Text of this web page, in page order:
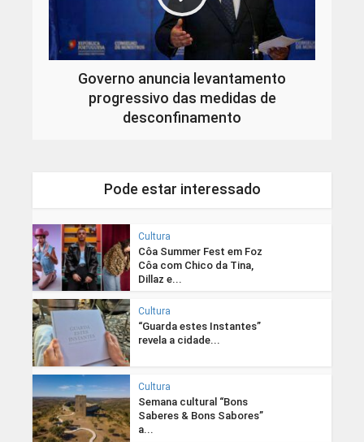
Governo anuncia levantamento
progressivo das medidas de
desconfinamento
Pode estar interessado
Cultura
Côa Summer Fest em Foz
Côa com Chico da Tina,
Dillaz e...
Cultura
“Guarda estes Instantes”
revela a cidade...
Cultura
Semana cultural “Bons
Saberes & Bons Sabores”
a...